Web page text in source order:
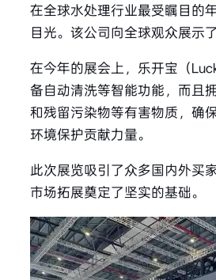
在全球水处理行业最受瞩目的
目光。该公司向全球观众展示
在今年的展会上，乐开宝（
备自动清洗等智能功能，而且
和残留污染物等有害物质，确
环境保护贡献力量。
此次展览吸引了众多国内外买
市场拓展奠定了坚实的基础。